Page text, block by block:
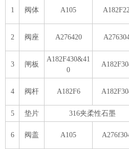
1 阀体 A105 A182F22
2 阀座 A276420
3 闸板
A182F430&41
0
4 阀杆 A182F6
5 垫片 316夹柔性石墨
6 阀盖 A105